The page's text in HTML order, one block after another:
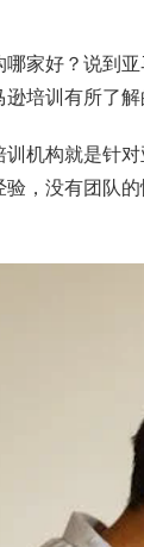
哪家好？说到
培训有所了
机构就是针
，没有团队